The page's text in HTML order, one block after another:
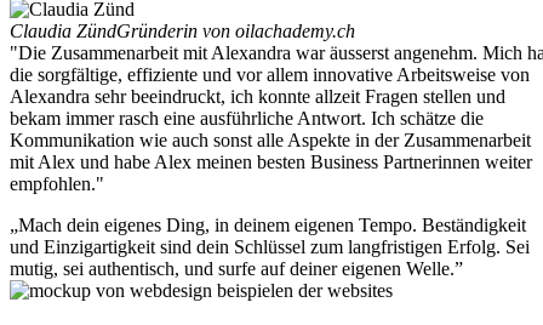
Claudia ZündGründerin von oilachademy.ch
"Die Zusammenarbeit mit Alexandra war äusserst angenehm. Mich
die sorgfältige, effiziente und vor allem innovative Arbeitsweise von
Alexandra sehr beeindruckt, ich konnte allzeit Fragen stellen und
bekam immer rasch eine ausführliche Antwort. Ich schätze die
Kommunikation wie auch sonst alle Aspekte in der Zusammenarbeit
mit Alex und habe Alex meinen besten Business Partnerinnen weiter
empfohlen."
„Mach dein eigenes Ding, in deinem eigenen Tempo. Beständigkeit
und Einzigartigkeit sind dein Schlüssel zum langfristigen Erfolg. Sei
mutig, sei authentisch, und surfe auf deiner eigenen Welle.”